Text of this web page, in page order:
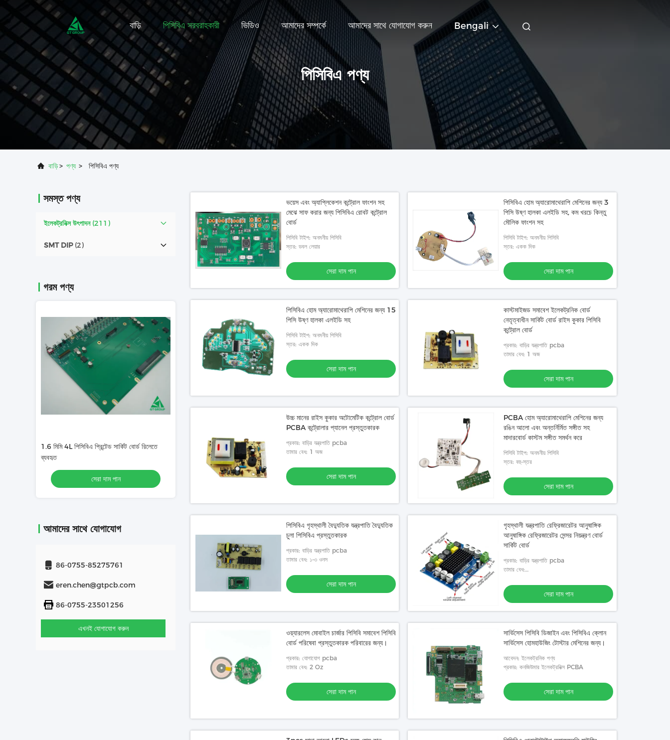
বাড়ি পিসিবিএ সরবরাহকারী ভিডিও আমাদের সম্পর্কে আমাদের সাথে যোগাযোগ করুন Bengali
পিসিবিএ পণ্য
বাড়ি> পণ্য > পিসিবিএ পণ্য
সমস্ত পণ্য
ইলেকট্রনিক্স উৎপাদন(211)
SMT DIP(2)
গরম পণ্য
মেডিকেল ইলেকট্রনিক প্রিন্টেড সার্কিট বোর্ড সমাবেশে
ব্যবহৃত পিসিবিএ মেইনবোর্ড 1.60 মিমি 2 এল 1/1 ওজ
গ্রিন সোল্ডার মাস্ক HASL ((LF)
সেরা দাম পান
1.58mm 1/1/1/1OZ 4 স্তর পিসিবিএ প্রিন্টেড
সার্কিট বোর্ড রুলেট রিডারে ব্যবহৃত
সেরা দাম পান
আমাদের সাথে যোগাযোগ
86-0755-85275761
eren.chen@gtpcb.com
86-0755-23501256
এখনই যোগাযোগ করুন
ভয়েস এবং অ্যাপ্লিকেশন কন্ট্রোল ফাংশন সহ
মেঝে সাফ করার জন্য পিসিবিএ রোবট কন্ট্রোল
বোর্ড
পিসিবি টাইপ: অনমনীয় পিসিবি
স্তর: ডবল লেয়ার
সেরা দাম পান
পিসিবিএ হোম অ্যারোমাথেরাপি মেশিনের জন্য 3
পিসি উষ্ণ হালকা এলইডি সহ, কম খরচে কিন্তু
মৌলিক ফাংশন সহ
পিসিবি টাইপ: অনমনীয় পিসিবি
স্তর: একক দিক
সেরা দাম পান
পিসিবিএ হোম অ্যারোমাথেরাপি মেশিনের জন্য 15
পিসি উষ্ণ হালকা এলইডি সহ
পিসিবি টাইপ: অনমনীয় পিসিবি
স্তর: একক দিক
সেরা দাম পান
কাস্টমাইজড সমাবেশ ইলেকট্রনিক বোর্ড
নেতৃত্বাধীন সার্কিট বোর্ড রাইস কুকার পিসিবি
কন্ট্রোল বোর্ড
প্রকার: বাড়ির যন্ত্রপাতি pcba
তামার বেধ: 1 অজ
সেরা দাম পান
উচ্চ মানের রাইস কুকার অটোমেটিক কন্ট্রোল বোর্ড
PCBA কন্ট্রোলার প্যানেল প্রস্তুতকারক
প্রকার: বাড়ির যন্ত্রপাতি pcba
তামার বেধ: 1 অজ
সেরা দাম পান
PCBA হোম অ্যারোমাথেরাপি মেশিনের জন্য
রঙিন আলো এবং অন্তর্নির্মিত সঙ্গীত সহ
মাদারবোর্ড কাস্টম সঙ্গীত সমর্থন করে
পিসিবি টাইপ: অনমনীয় পিসিবি
স্তর: বহু-স্তর
সেরা দাম পান
পিসিবিএ গৃহস্থালী বৈদ্যুতিক যন্ত্রপাতি বৈদ্যুতিক
চুলা পিসিবিএ প্রস্তুতকারক
প্রকার: বাড়ির যন্ত্রপাতি pcba
তামার বেধ: ১-৩ ওনস
সেরা দাম পান
গৃহস্থালী যন্ত্রপাতি রেফ্রিজারেটর আনুষাঙ্গিক
আনুষাঙ্গিক রেফ্রিজারেটর সেন্সর নিয়ন্ত্রণ বোর্ড
সার্কিট বোর্ড
প্রকার: বাড়ির যন্ত্রপাতি pcba
তামার বেধ:
সেরা দাম পান
ওয়্যারলেস মোবাইল চার্জার পিসিবি সমাবেশ পিসিবি
বোর্ড পরিষেবা প্রস্তুতকারক পরিবারের জন্য।
প্রকার: যোগাযোগ pcba
তামার বেধ: 2 Oz
সেরা দাম পান
সার্ভিসেস পিসিবি ডিজাইন এবং পিসিবিএ ক্লোন
সার্ভিসেস হোমহাউজিং টোস্টার মেশিনের জন্য।
আবেদন: ইলেকট্রনিক পণ্য
প্রকার: কনজিউমার ইলেকট্রনিক্স PCBA
সেরা দাম পান